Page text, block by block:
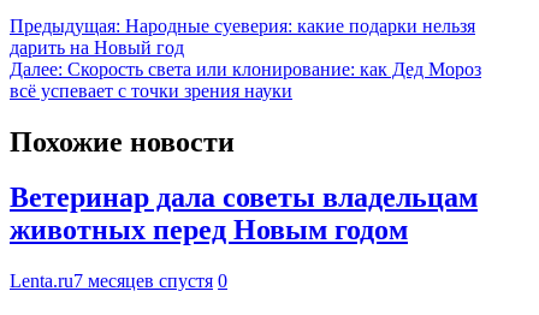
Предыдущая: Народные суеверия: какие подарки нельзя
дарить на Новый год
Далее: Скорость света или клонирование: как Дед Мороз
всё успевает с точки зрения науки
Похожие новости
Ветеринар дала советы владельцам
животных перед Новым годом
Lenta.ru7 месяцев спустя 0